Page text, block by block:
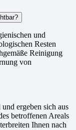
und
Resten
Reinigung
von
ergeben sich aus
betroffenen Areals
Ihnen nach